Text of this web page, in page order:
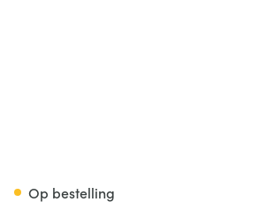
Op bestelling